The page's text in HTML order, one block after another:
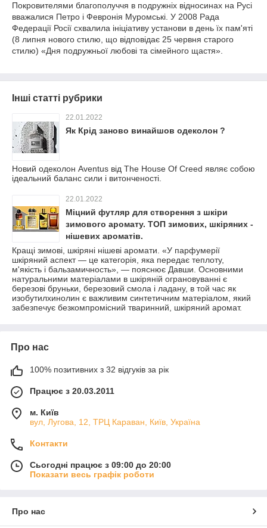
Покровителями благополуччя в подружніх відносинах на Русі
вважалися Петро і Февронія Муромські. У 2008 Рада
Федерації Росії схвалила ініціативу установи в день їх пам'яті
(8 липня нового стилю, що відповідає 25 червня старого
стилю) «Дня подружньої любові та сімейного щастя».
Інші статті рубрики
22.01.2022
Як Крід заново винайшов одеколон ?
Новий одеколон Aventus від The House Of Creed являє собою
ідеальний баланс сили і витонченості.
22.01.2022
Міцний футляр для створення з шкіри
зимового аромату. ТОП зимових, шкіряних -
нішевих ароматів.
Кращі зимові, шкіряні нішеві аромати. «У парфумерії
шкіряний аспект — це категорія, яка передає теплоту,
м'якість і бальзамичность», — пояснює Давши. Основними
натуральними матеріалами в шкіряній ограновуванні є
березові бруньки, березовий смола і ладану, в той час як
изобутилхинолин є важливим синтетичним матеріалом, який
забезпечує безкомпромісний тваринний, шкіряний аромат.
Про нас
100% позитивних з 32 відгуків за рік
Працює з 20.03.2011
м. Київ
вул, Лугова, 12, ТРЦ Караван, Київ, Україна
Контакти
Сьогодні працює з 09:00 до 20:00
Показати весь графік роботи
Про нас